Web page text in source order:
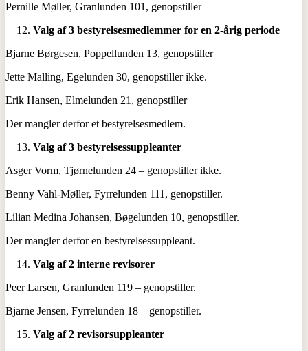
Pernille Møller, Granlunden 101, genopstiller
Valg af 3 bestyrelsesmedlemmer for en 2-årig periode
Bjarne Børgesen, Poppellunden 13, genopstiller
Jette Malling, Egelunden 30, genopstiller ikke.
Erik Hansen, Elmelunden 21, genopstiller
Der mangler derfor et bestyrelsesmedlem.
Valg af 3 bestyrelsessuppleanter
Asger Vorm, Tjørnelunden 24 – genopstiller ikke.
Benny Vahl-Møller, Fyrrelunden 111, genopstiller.
Lilian Medina Johansen, Bøgelunden 10, genopstiller.
Der mangler derfor en bestyrelsessuppleant.
Valg af 2 interne revisorer
Peer Larsen, Granlunden 119 – genopstiller.
Bjarne Jensen, Fyrrelunden 18 – genopstiller.
Valg af 2 revisorsuppleanter